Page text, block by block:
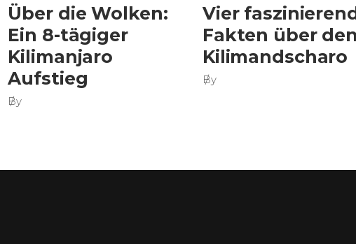
Über die Wolken:
Ein 8-tägiger
Kilimanjaro
Aufstieg
By
Vier
Fakten über
Kilimandscharo
By